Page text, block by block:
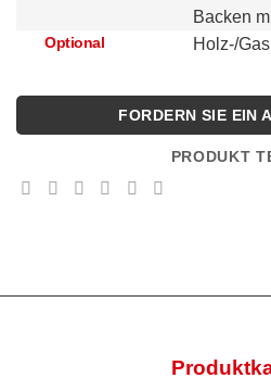
Backen
Optional Holz-/
FORDERN SIE EIN
PRODUKT